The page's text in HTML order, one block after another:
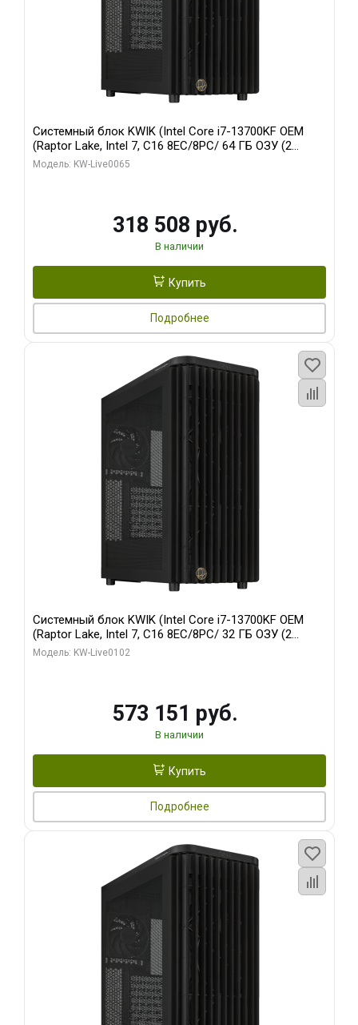
Системный блок KWIK (Intel Core i7-13700KF OEM
(Raptor Lake, Intel 7, C16 8EC/8PC/ 64 ГБ ОЗУ (2
модуля)/ ASUS RTX5080 PROART OC 16GB GDDR7
Модель: KW-Live0065
318 508 руб.
В наличии
Купить
Подробнее
Системный блок KWIK (Intel Core i7-13700KF OEM
(Raptor Lake, Intel 7, C16 8EC/8PC/ 32 ГБ ОЗУ (2
модуля)/ Afox RTX4090 24GB GDDR6X 384-Bit 3xDP
Модель: KW-Live0102
573 151 руб.
В наличии
Купить
Подробнее